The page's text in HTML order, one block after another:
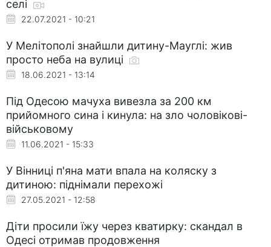
селі
22.07.2021 - 10:21
У Мелітополі знайшли дитину-Мауглі: жив
просто неба на вулиці
18.06.2021 - 13:14
Під Одесою мачуха вивезла за 200 км
прийомного сина і кинула: на зло чоловікові-
військовому
11.06.2021 - 15:33
У Вінниці п'яна мати впала на коляску з
дитиною: піднімали перехожі
27.05.2021 - 12:58
Діти просили їжу через кватирку: скандал в
Одесі отримав продовження